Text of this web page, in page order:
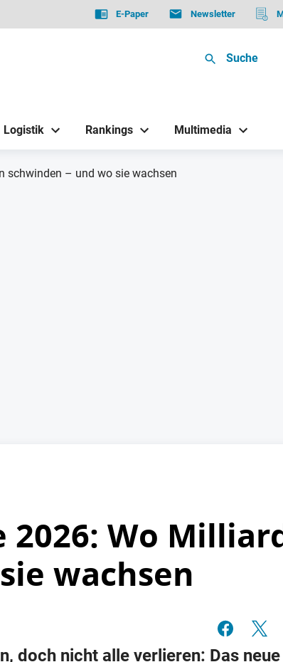
E-Paper Newsletter
Suche
Logistik Rankings Multimedia
schwinden – und wo sie wachsen
Wo
wachsen
doch nicht alle verlieren: Das